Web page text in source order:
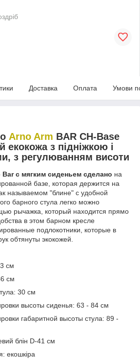
Доставка Оплата Умови
Arno Arm BAR CH-Base
екокожа з підніжкою і
з регулюванням висоти
с мягким сиденьем сделано на
базе, которая держится на
называемом "блине" с удобной
барного стула легко можно
рычажка, который находится прямо
в этом барном кресле
подлокотники, которые в
обтянуты экокожей.
см
см
30 см
высоты сиденья: 63 - 84 см
габаритной высоты стула: 89 -
блін D-41 см
екошкіра